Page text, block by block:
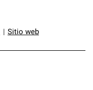
Sitio web